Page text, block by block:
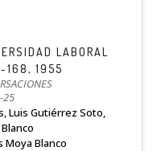
LABORAL
168, 1955
25
Luis Gutiérrez Soto,
Moya Blanco